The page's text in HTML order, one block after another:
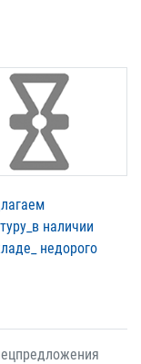
наличии
недорого